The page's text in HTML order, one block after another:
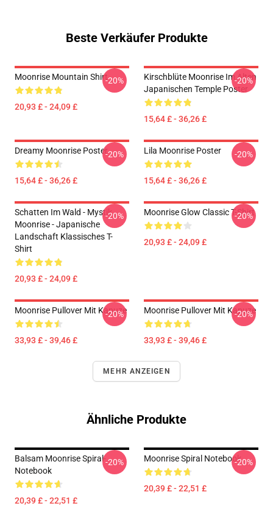
Beste Verkäufer Produkte
Moonrise Mountain Shirt
20,93 £ - 24,09 £
-20%
Kirschblüte Moonrise Im Alten
Japanischen Temple Poster
15,64 £ - 36,26 £
-20%
Dreamy Moonrise Poster
15,64 £ - 36,26 £
-20% Lila Moonrise Poster
15,64 £ - 36,26 £
-20%
Schatten Im Wald - Mystik
Moonrise - Japanische
Landschaft Klassisches T-
Shirt
20,93 £ - 24,09 £
-20% Moonrise Glow Classic T-Shirt
20,93 £ - 24,09 £
-20%
Moonrise Pullover Mit Kapuze
33,93 £ - 39,46 £
-20% Moonrise Pullover Mit Kapuze
33,93 £ - 39,46 £
-20%
MEHR ANZEIGEN
Ähnliche Produkte
Balsam Moonrise Spiral-
Notebook
20,39 £ - 22,51 £
-20% Moonrise Spiral Notebook
20,39 £ - 22,51 £
-20%